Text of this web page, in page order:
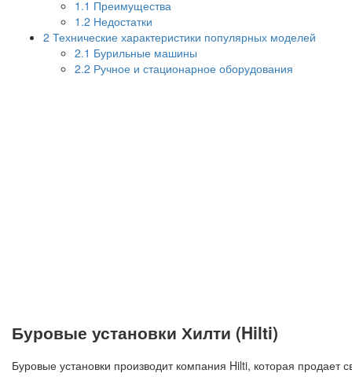
1.1 Преимущества
1.2 Недостатки
2 Технические характеристики популярных моделей
2.1 Бурильные машины
2.2 Ручное и стационарное оборудования
Буровые установки Хилти (Hilti)
Буровые установки производит компания Hilti, которая